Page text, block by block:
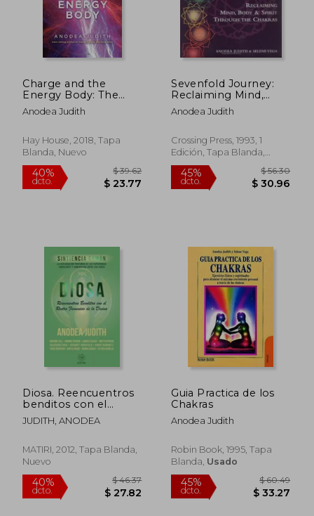
45% 45%
Charge and the
Energy Body: The
Vital key to Healing
Your Life, Your
Relationships (en
Inglés)
Anodea Judith
Hay House, 2018, Tapa
Blanda, Nuevo
dcto. $ 23.77
Sevenfold Journey:
Reclaiming Mind,
Body and Spirit
Through the Chakras
Anodea Judith
Crossing Press, 1993, 1
Edición, Tapa Blanda,
Nuevo
dcto.
Diosa. Reencuentros
benditos con el
rostro femenino de
lo divino
JUDITH, ANODEA
MATIRI, 2012, Tapa Blanda,
Nuevo
Guia Practica de los
Chakras
Anodea Judith
Robin Book, 1995, Tapa
Blanda, Usado